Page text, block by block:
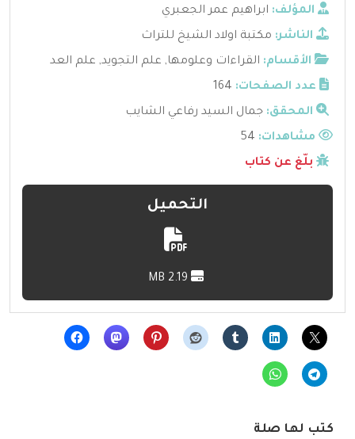
المؤلف: ابراهيم عمر الجعبري
الناشر: مكتبة اولاد الشيخ للتراث
الأقسام: القراءات وعلومها, علم التجويد, علم العد
عدد الصفحات: 164
المحقق: جمال السيد رفاعي الشايب
مشاهدات:
بلّغ عن كتاب
التحميل
كتب لها صلة